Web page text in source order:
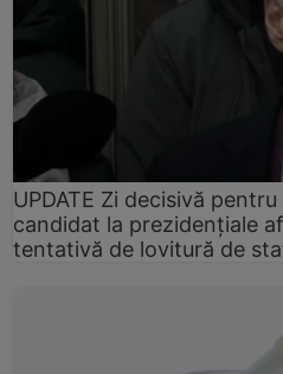
UPDATE Zi decisivă
candidat la prezidențiale
tentativă de lovitură de